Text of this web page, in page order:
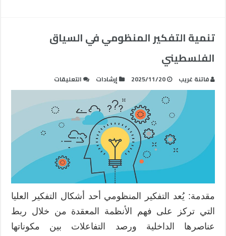
تنمية التفكير المنظومي في السياق
الفلسطيني
فاتنة غريب 2025/11/20 إرشادات التعليقات
تنمية
المنظومي
في
السياق
مغلقة
مقدمة: يُعد التفكير المنظومي أحد أشكال التفكير العليا
التي تركز على فهم الأنظمة المعقدة من خلال ربط
عناصرها الداخلية ورصد التفاعلات بين مكوناتها